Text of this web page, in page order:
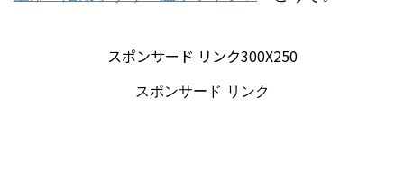
スポンサード リンク300X250
スポンサード リンク